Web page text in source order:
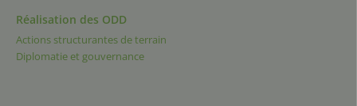
Réalisation des ODD
Actions structurantes de terrain
Diplomatie et gouvernance